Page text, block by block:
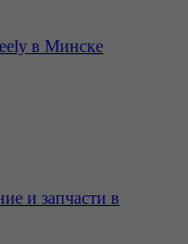
в Минске
и запчасти в